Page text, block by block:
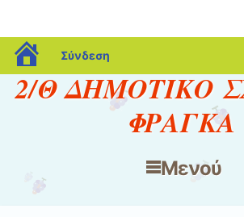
blogs.sch.gr
Σύνδεση
2/Θ ΔΗΜΟΤΙΚΟ
ΦΡΑΓΚΑ
Μενού
Μετάβαση στο περιεχόμενο